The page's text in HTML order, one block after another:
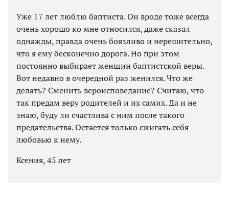
Уже 17 лет люблю баптиста. Он вроде тоже всегда
очень хорошо ко мне относился, даже сказал
однажды, правда очень боязливо и нерешительно,
что я ему бесконечно дорога. Но при этом
постоянно выбирает женщин баптистской веры.
Вот недавно в очередной раз женился. Что же
делать? Сменить вероисповедание? Считаю, что
так предам веру родителей и их самих. Да и не
знаю, буду ли счастлива с ним после такого
предательства. Остается только сжигать себя
любовью к нему.
Ксения, 45 лет